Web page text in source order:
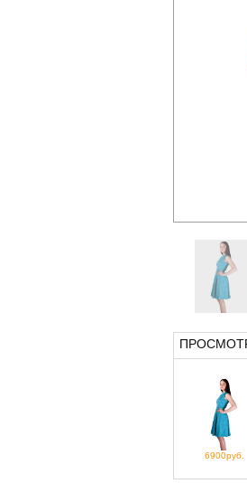
6900руб.